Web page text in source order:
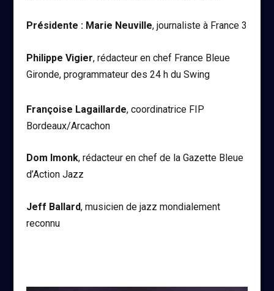
Présidente : Marie Neuville, journaliste à France 3
Philippe Vigier, rédacteur en chef France Bleue
Gironde, programmateur des 24 h du Swing
Françoise Lagaillarde, coordinatrice FIP
Bordeaux/Arcachon
Dom Imonk, rédacteur en chef de la Gazette Bleue
d’Action Jazz
Jeff Ballard, musicien de jazz mondialement
reconnu